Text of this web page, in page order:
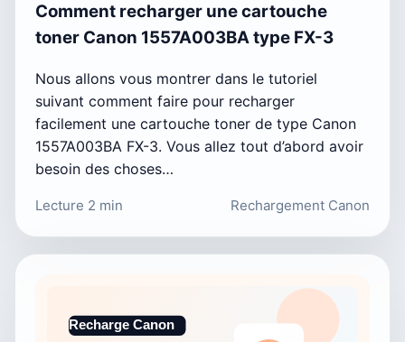
Comment recharger une cartouche
toner Canon 1557A003BA type FX-3
Nous allons vous montrer dans le tutoriel
suivant comment faire pour recharger
facilement une cartouche toner de type Canon
1557A003BA FX-3. Vous allez tout d’abord avoir
besoin des choses…
Lecture 2 min Rechargement Canon